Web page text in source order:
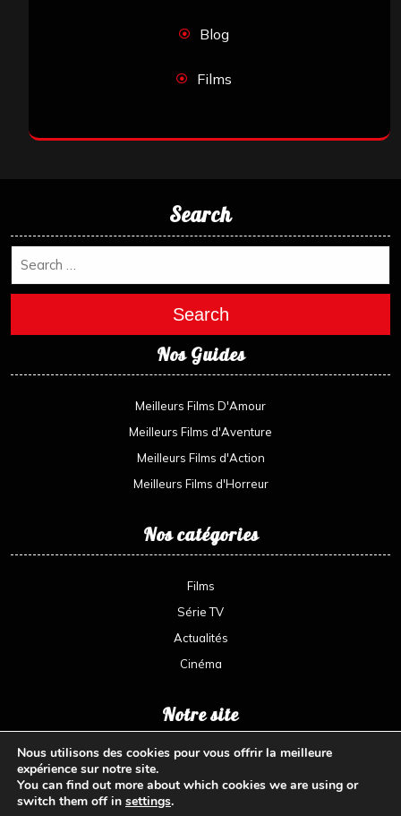
Blog
Films
Search
Search
Nos Guides
Meilleurs Films D'Amour
Meilleurs Films d'Aventure
Meilleurs Films d'Action
Meilleurs Films d'Horreur
Nos catégories
Films
Série TV
Actualités
Cinéma
Notre site
Amoureux des films et du ciné sans parler des série TV voici
votre site qui partage toutes les nouveautés
Nous utilisons des cookies pour vous offrir la meilleure
expérience sur notre site.
You can find out more about which cookies we are using or
switch them off in settings.